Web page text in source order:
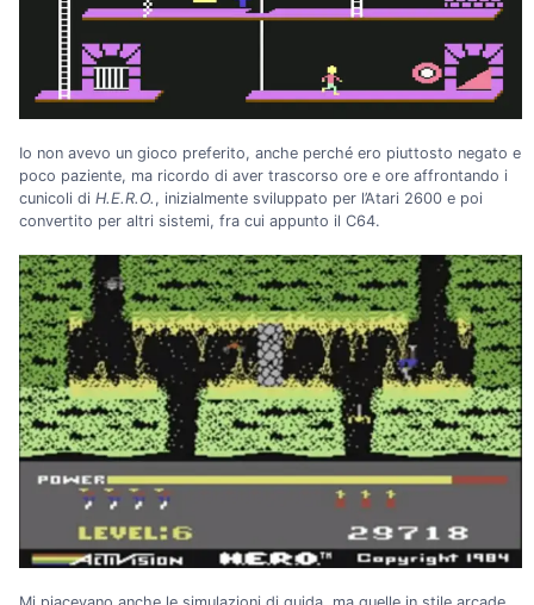
Io non avevo un gioco preferito, anche perché ero piuttosto negato e
poco paziente, ma ricordo di aver trascorso ore e ore affrontando i
cunicoli di H.E.R.O. , inizialmente sviluppato per l’Atari 2600 e poi
convertito per altri sistemi, fra cui appunto il C64.